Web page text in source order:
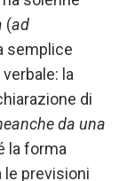
(ad
semplice
la
di
da una
la forma
le previsioni